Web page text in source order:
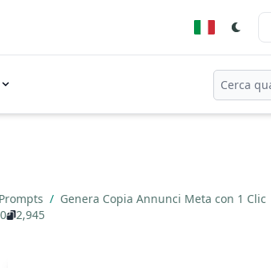
/ Genera Copia Annunci Meta con 1 Clic
0 2,945